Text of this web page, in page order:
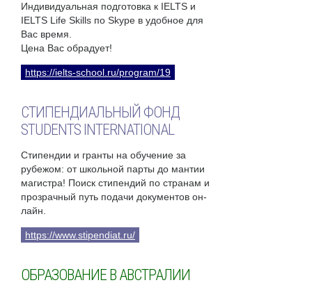
Индивидуальная подготовка к IELTS и
IELTS Life Skills по Skype в удобное для
Вас время.
Цена Вас обрадует!
https://ielts-school.ru/program/19
СТИПЕНДИАЛЬНЫЙ ФОНД
STUDENTS INTERNATIONAL
Стипендии и гранты на обучение за
рубежом: от школьной парты до мантии
магистра! Поиск стипендий по странам и
прозрачный путь подачи документов он-
лайн.
https://www.stipendiat.ru/
ОБРАЗОВАНИЕ В АВСТРАЛИИ